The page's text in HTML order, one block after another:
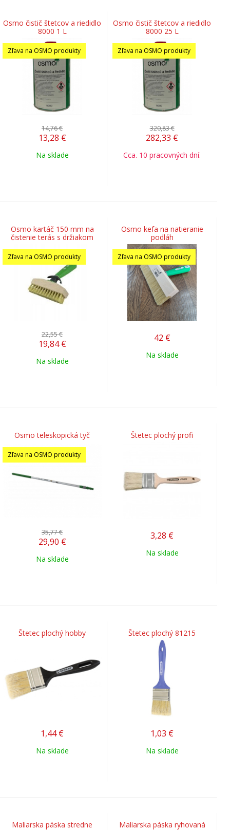
Osmo čistič štetcov a riedidlo
8000 1 L
Zľava na OSMO produkty
14,76 €
13,28 €
Na sklade
Osmo čistič štetcov a riedidlo
8000 25 L
Zľava na OSMO produkty
320,83 €
282,33 €
Cca. 10 pracovných dní.
Osmo kartáč 150 mm na
čistenie terás s držiakom
Zľava na OSMO produkty
22,55 €
19,84 €
Na sklade
Osmo kefa na natieranie
podláh
Zľava na OSMO produkty
42 €
Na sklade
Osmo teleskopická tyč
Zľava na OSMO produkty
35,77 €
29,90 €
Na sklade
Štetec plochý profi
3,28 €
Na sklade
Štetec plochý hobby
1,44 €
Na sklade
Štetec plochý 81215
1,03 €
Na sklade
Maliarska páska stredne
Maliarska páska ryhovaná